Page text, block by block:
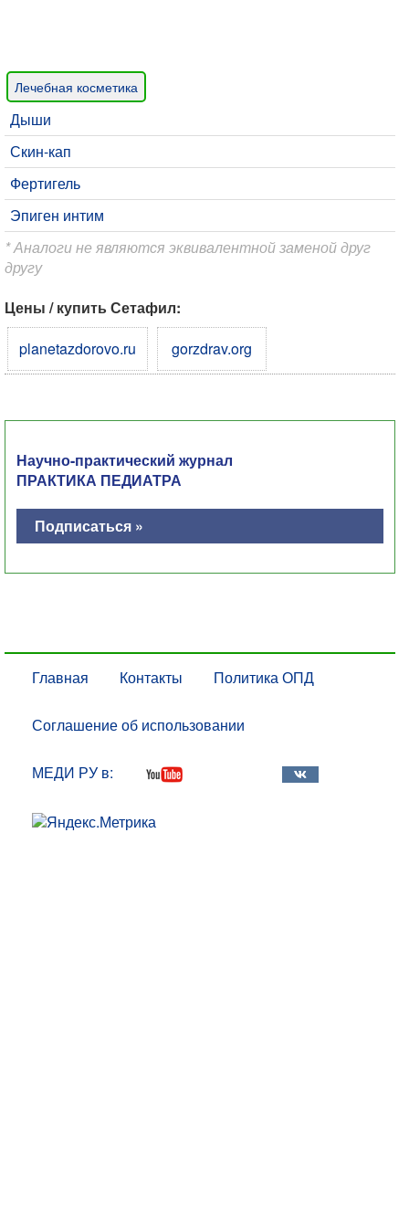
Лечебная косметика
Дыши
Скин-кап
Фертигель
Эпиген интим
* Аналоги не являются эквивалентной заменой друг
другу
Цены / купить Сетафил:
planetazdorovo.ru
gorzdrav.org
Научно-практический журнал
ПРАКТИКА ПЕДИАТРА
Подписаться »
Главная Контакты Политика ОПД
Соглашение об использовании
МЕДИ РУ в: